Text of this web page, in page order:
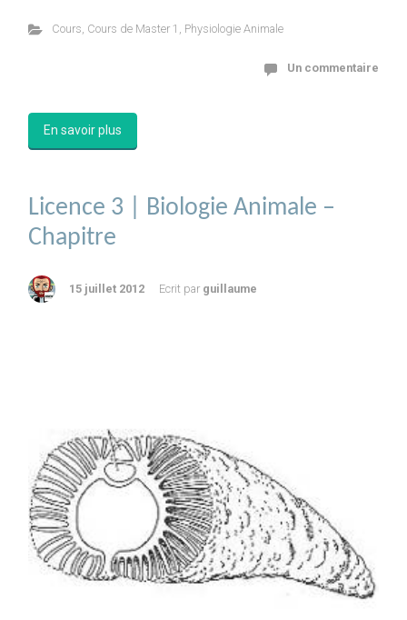
Cours Cours de Master 1 Physiologie Animale
Un commentaire
En savoir plus
Licence 3 | Biologie Animale –
Chapitre
15 juillet 2012 Ecrit par guillaume